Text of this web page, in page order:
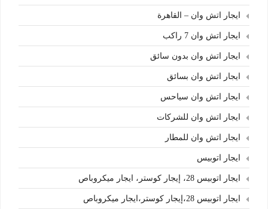
ايجار اتش وان – القاهرة
ايجار اتش وان 7 راكب
ايجار اتش وان بدون سائق
ايجار اتش وان بسائق
ايجار اتش وان سياحس
ايجار اتش وان للشركات
ايجار اتش وان للمطار
ايجار اتوبيس
ايجار اتوبيس 28، إيجار كوستر، ايجار ميكروباص
ايجار اتوبيس 28،إيجار كوستر،ايجار ميكروباص